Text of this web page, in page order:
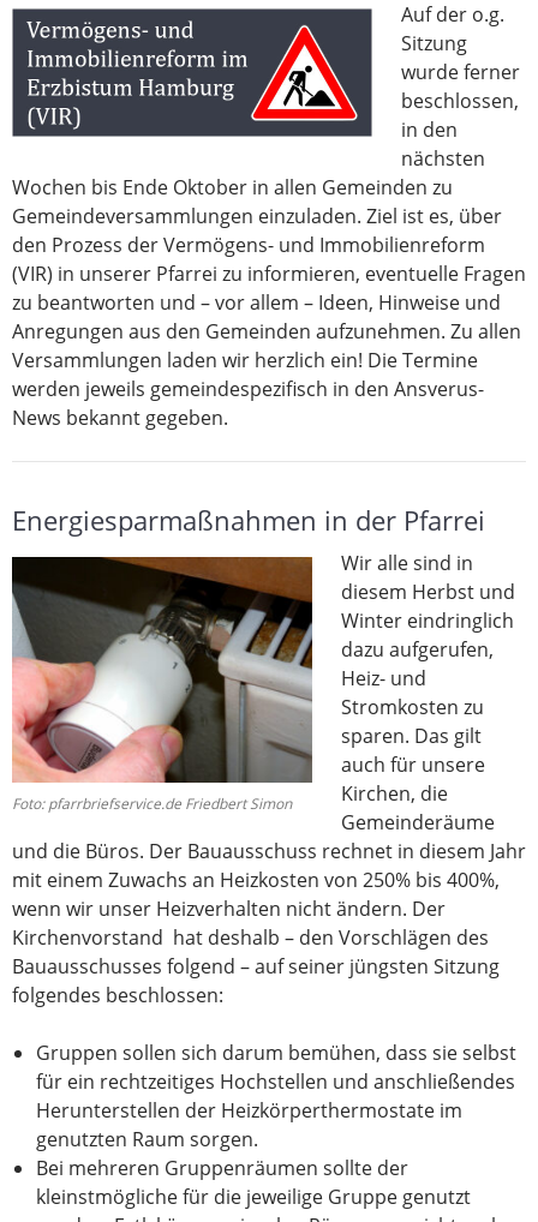
Auf der o.g.
Sitzung
wurde ferner
beschlossen,
in den
nächsten
Wochen bis Ende Oktober in allen Gemeinden zu
Gemeindeversammlungen einzuladen. Ziel ist es, über
den Prozess der Vermögens- und Immobilienreform
(VIR) in unserer Pfarrei zu informieren, eventuelle Fragen
zu beantworten und – vor allem – Ideen, Hinweise und
Anregungen aus den Gemeinden aufzunehmen. Zu allen
Versammlungen laden wir herzlich ein! Die Termine
werden jeweils gemeindespezifisch in den Ansverus-
News bekannt gegeben.
Energiesparmaßnahmen in der Pfarrei
Foto: pfarrbriefservice.de Friedbert Simon
Wir alle sind in
diesem Herbst und
Winter eindringlich
dazu aufgerufen,
Heiz- und
Stromkosten zu
sparen. Das gilt
auch für unsere
Kirchen, die
Gemeinderäume
und die Büros. Der Bauausschuss rechnet in diesem Jahr
mit einem Zuwachs an Heizkosten von 250% bis 400%,
wenn wir unser Heizverhalten nicht ändern. Der
Kirchenvorstand hat deshalb – den Vorschlägen des
Bauausschusses folgend – auf seiner jüngsten Sitzung
folgendes beschlossen:
Gruppen sollen sich darum bemühen, dass sie selbst
für ein rechtzeitiges Hochstellen und anschließendes
Herunterstellen der Heizkörperthermostate im
genutzten Raum sorgen.
Bei mehreren Gruppenräumen sollte der
kleinstmögliche für die jeweilige Gruppe genutzt